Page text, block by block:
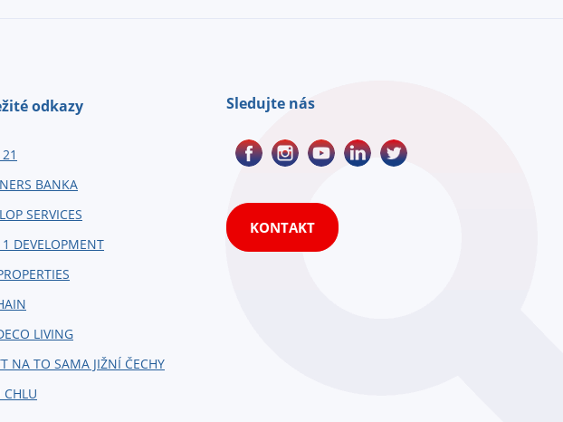
odkazy
BANKA
SERVICES
1 DEVELOPMENT
LIVING
NA TO SAMA JIŽNÍ ČECHY
CHLU
Sledujte nás
KONTAKT